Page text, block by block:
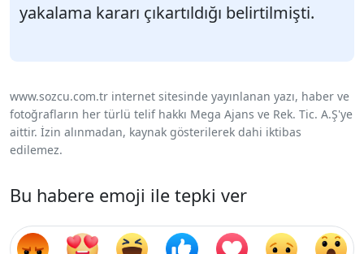
yakalama kararı çıkartıldığı belirtilmişti.
www.sozcu.com.tr internet sitesinde yayınlanan yazı, haber ve
fotoğrafların her türlü telif hakkı Mega Ajans ve Rek. Tic. A.Ş'ye
aittir. İzin alınmadan, kaynak gösterilerek dahi iktibas
edilemez.
Bu habere emoji ile tepki ver